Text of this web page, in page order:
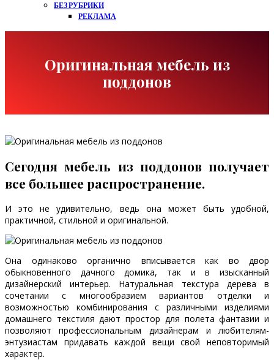
БЕЗ РУБРИКИ
РЕКЛАМА
Оригинальная мебель из
поддонов
Сегодня мебель из поддонов получает
все большее распространение.
И это не удивительно, ведь она может быть удобной,
практичной, стильной и оригинальной.
Она одинаково органично вписывается как во двор
обыкновенного дачного домика, так и в изысканный
дизайнерский интерьер. Натуральная текстура дерева в
сочетании с многообразием вариантов отделки и
возможностью комбинирования с различными изделиями
домашнего текстиля дают простор для полета фантазии и
позволяют профессиональным дизайнерам и любителям-
энтузиастам придавать каждой вещи свой неповторимый
характер.